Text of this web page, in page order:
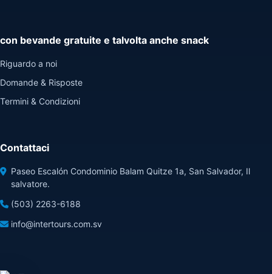
con bevande gratuite e talvolta anche snack
Riguardo a noi
Domande & Risposte
Termini & Condizioni
Contattaci
Paseo Escalón Condominio Balam Quitze 1a, San Salvador, Il
salvatore.
(503) 2263-6188
info@intertours.com.sv